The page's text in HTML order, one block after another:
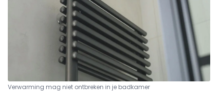
Verwarming mag niet ontbreken in je badkamer